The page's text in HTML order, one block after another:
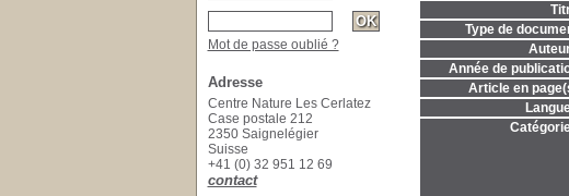
Type de
Année de
Article en
Mot de passe oublié ?
Adresse
Centre Nature Les Cerlatez
Case postale 212
2350 Saignelégier
Suisse
+41 (0) 32 951 12 69
contact